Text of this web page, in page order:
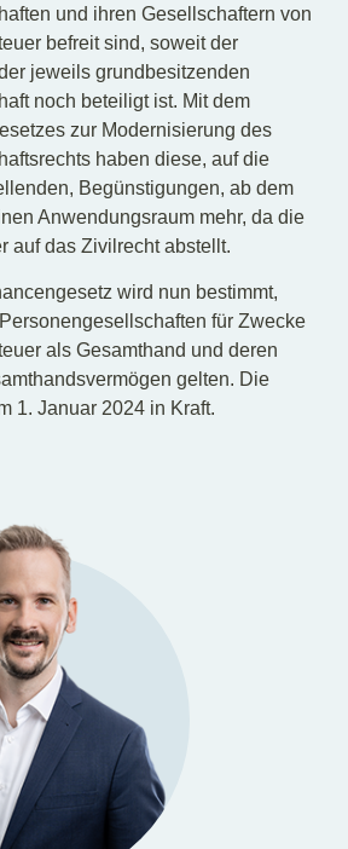
und ihren Gesellschaftern von
befreit sind, soweit der
jeweils grundbesitzenden
noch beteiligt ist. Mit dem
zur Modernisierung des
haben diese, auf die
Begünstigungen, ab dem
Anwendungsraum mehr, da die
auf das Zivilrecht abstellt.
wird nun bestimmt,
für Zwecke
als Gesamthand und deren
gelten. Die
1. Januar 2024 in Kraft.